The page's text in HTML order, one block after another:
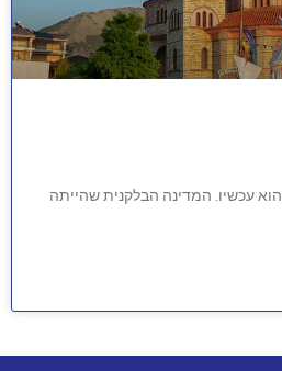
הוא עכשיו. המדינה הבלקנית שהייתה